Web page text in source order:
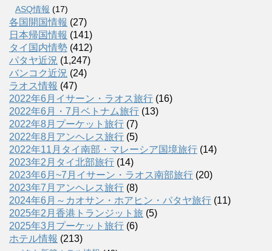
ASQ情報 (17)
各国開国情報 (27)
日本帰国情報 (141)
タイ国内情勢 (412)
パタヤ近況 (1,247)
バンコク近況 (24)
ラオス情報 (47)
2022年6月イサーン・ラオス旅行 (16)
2022年6月・7月ベトナム旅行 (13)
2022年8月プーケット旅行 (7)
2022年8月アンヘレス旅行 (5)
2022年11月タイ南部・マレーシア国境旅行 (14)
2023年2月タイ北部旅行 (14)
2023年6月~7月イサーン・ラオス南部旅行 (20)
2023年7月アンヘレス旅行 (8)
2024年6月～カオサン・ホアヒン・パタヤ旅行 (11)
2025年2月香港トランジット旅 (5)
2025年3月プーケット旅行 (6)
ホテル情報 (213)